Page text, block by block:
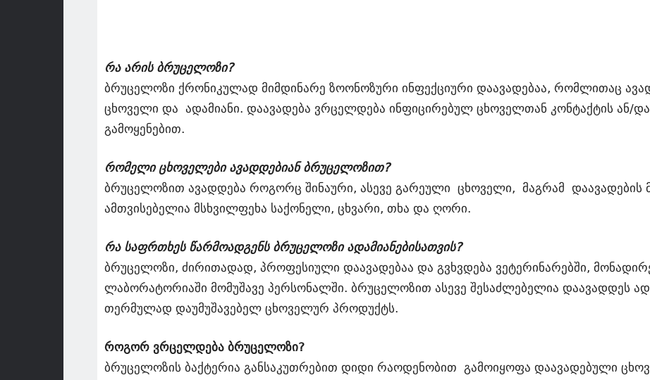
რა არის ბრუცელოზი?
ბრუცელოზი ქრონიკულად მიმდინარე ზოონოზური ინფექციური დაავადებაა, რომლითაც
ცხოველი და ადამიანი. დაავადება ვრცელდება ინფიცირებულ ცხოველთან კონტაქტის ან/
გამოყენებით.
რომელი ცხოველები ავადდებიან ბრუცელოზით?
ბრუცელოზით ავადდება როგორც შინაური, ასევე გარეული ცხოველი, მაგრამ დაავადების
ამთვისებელია მსხვილფეხა საქონელი, ცხვარი, თხა და ღორი.
რა საფრთხეს წარმოადგენს ბრუცელოზი ადამიანებისათვის?
ბრუცელოზი, ძირითადად, პროფესიული დაავადებაა და გვხვდება ვეტერინარებში,
ლაბორატორიაში მომუშავე პერსონალში. ბრუცელოზით ასევე შესაძლებელია დაავადდეს
თერმულად დაუმუშავებელ ცხოველურ პროდუქტს.
როგორ ვრცელდება ბრუცელოზი?
ბრუცელოზის ბაქტერია განსაკუთრებით დიდი რაოდენობით გამოიყოფა დაავადებული